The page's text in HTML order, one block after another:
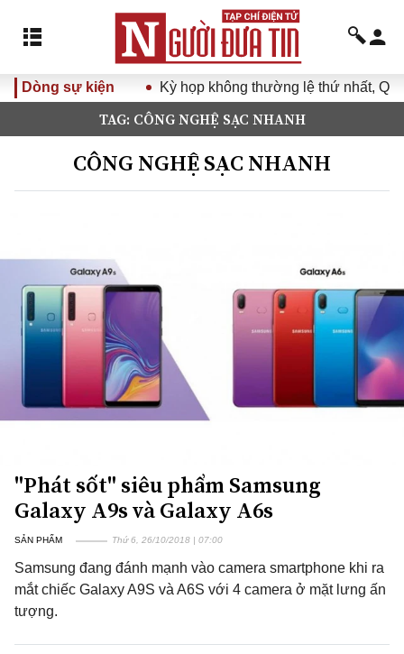
Dòng sự kiện Kỳ họp không thường lệ thứ nhất, Quốc
TAG: CÔNG NGHỆ SẠC NHANH
CÔNG NGHỆ SẠC NHANH
"Phát sốt" siêu phẩm Samsung
Galaxy A9s và Galaxy A6s
SẢN PHẨM Thứ 6, 26/10/2018 | 07:00
Samsung đang đánh mạnh vào camera smartphone khi ra
mắt chiếc Galaxy A9S và A6S với 4 camera ở mặt lưng ấn
tượng.